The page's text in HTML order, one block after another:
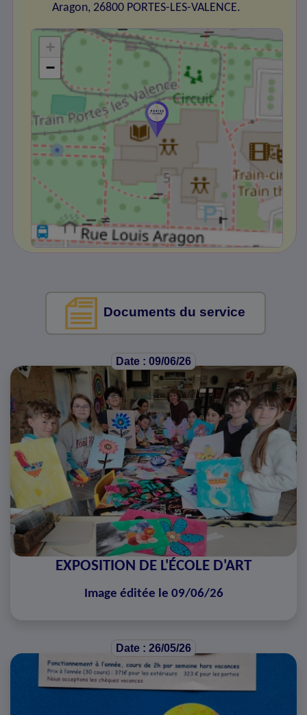
Aragon, 26800 PORTES-LES-VALENCE.
+
−
Documents du service
Date : 09/06/26
EXPOSITION DE L'ÉCOLE D'ART
Image éditée le 09/06/26
Date : 26/05/26